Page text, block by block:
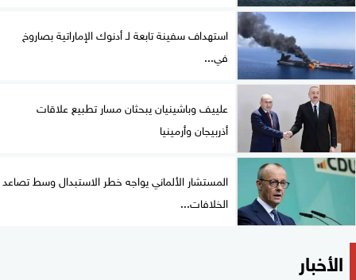
استهداف سفينة تابعة لـ أدنوك الإماراتية بصاروخ
في...
علييف وباشينيان يبحثان مسار تطبيع علاقات
أذربيجان وأرمينيا
المستشار الألماني يواجه خطر الاستبدال وسط تصاعد
الخلافات...
الأخبار